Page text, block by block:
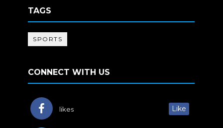
TAGS
SPORTS
CONNECT WITH US
likes Like